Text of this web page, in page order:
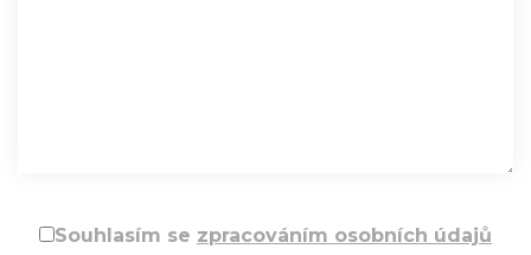
Souhlasím se zpracováním osobních údajů